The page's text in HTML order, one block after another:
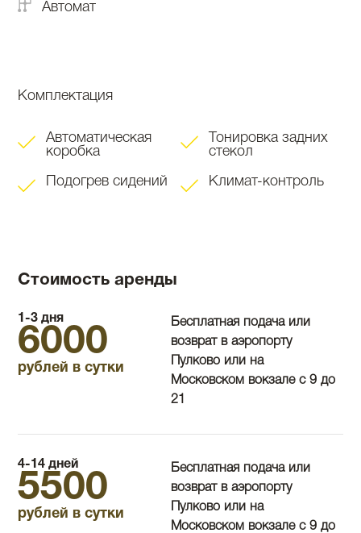
Автомат
Комплектация
Автоматическая
коробка
Подогрев сидений
Тонировка задних
стекол
Климат-контроль
Стоимость аренды
1-3 дня
6000
рублей в сутки
Бесплатная подача или
возврат в аэропорту
Пулково или на
Московском вокзале с 9 до
21
4-14 дней
5500
рублей в сутки
Бесплатная подача или
возврат в аэропорту
Пулково или на
Московском вокзале с 9 до